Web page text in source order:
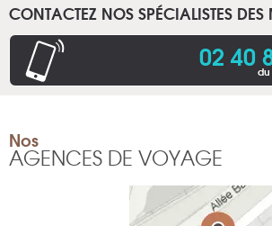
CONTACTEZ NOS SPÉCIALISTES
02 40
Nos
AGENCES DE VOYAGE